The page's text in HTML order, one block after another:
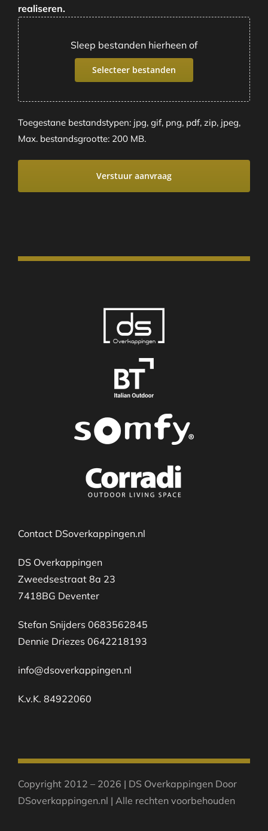
realiseren.
Sleep bestanden hierheen of
Selecteer bestanden
Toegestane bestandstypen: jpg, gif, png, pdf, zip, jpeg,
Max. bestandsgrootte: 200 MB.
Contact DSoverkappingen.nl
DS Overkappingen
Zweedsestraat 8a 23
7418BG Deventer
Stefan Snijders 0683562845
Dennie Driezes 0642218193
info@dsoverkappingen.nl
K.v.K. 84922060
Copyright 2012 – 2026 | DS Overkappingen Door
DSoverkappingen.nl | Alle rechten voorbehouden